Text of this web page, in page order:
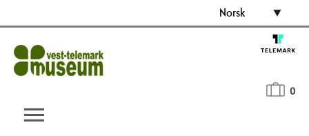
Norsk
0